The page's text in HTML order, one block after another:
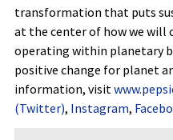
transformation that puts
at the center of how we will
operating within planetary
positive change for planet
information, visit
(Twitter), Instagram,